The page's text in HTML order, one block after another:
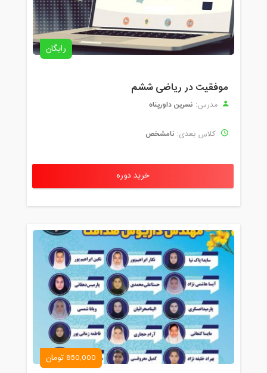
رایگان
موفقیت در ریاضی ششم
مدرس: نسرین داورپناه
کلاس بعدی: نامشخص
خرید دوره
850,000 تومان